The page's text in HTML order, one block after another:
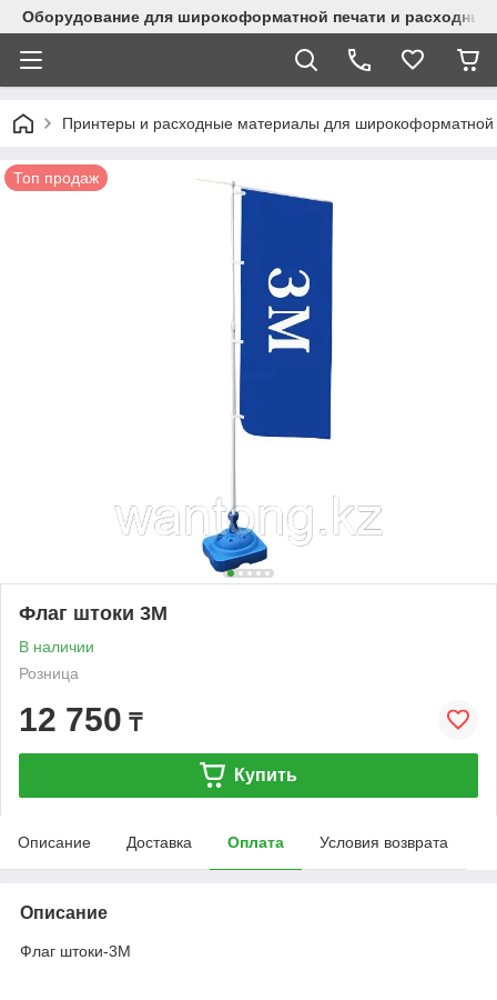
Оборудование для широкоформатной печати и
Принтеры и расходные материалы для широкоформатной
Топ продаж
Флаг штоки 3M
В наличии
Розница
12 750 ₸
Купить
Описание Доставка Оплата Условия возврата
Описание
Флаг штоки-3M